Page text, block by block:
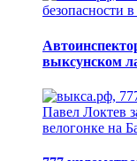
выксунском